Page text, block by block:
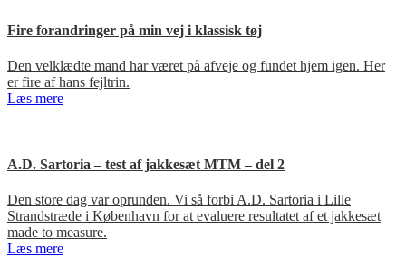
Fire forandringer på min vej i klassisk tøj
Den velklædte mand har været på afveje og fundet hjem igen. Her
er fire af hans fejltrin.
Læs mere
A.D. Sartoria – test af jakkesæt MTM – del 2
Den store dag var oprunden. Vi så forbi A.D. Sartoria i Lille
Strandstræde i København for at evaluere resultatet af et jakkesæt
made to measure.
Læs mere